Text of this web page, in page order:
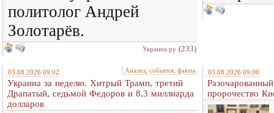
политолог Андрей
Золотарёв.
Украина.ру (233)
03.08.2026 09:02 Анализ, события, факты
Украина за неделю. Хитрый Трамп, третий
Драпатый, седьмой Федоров и 8,3 миллиарда
долларов
03.08.2026 09:00
пророчество